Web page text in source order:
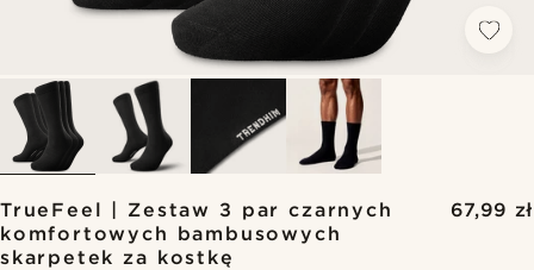
TrueFeel | Zestaw 3 par czarnych
komfortowych bambusowych
skarpetek za kostkę
67,99 zł